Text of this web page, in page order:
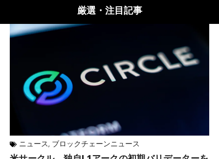
厳選・注目記事
ニュース, ブロックチェーンニュース